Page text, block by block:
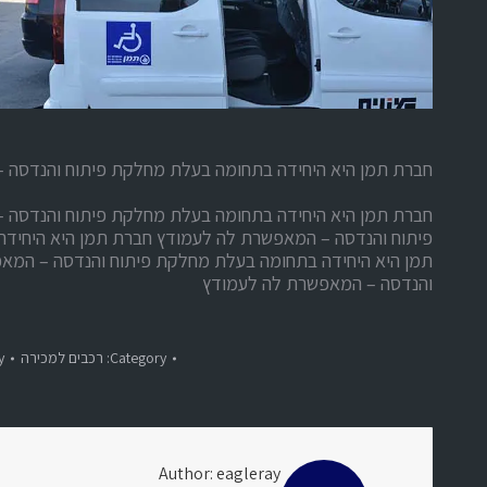
חברת תמן היא היחידה בתחומה בעלת מחלקת פיתוח
חברת תמן היא היחידה בתחומה בעלת מחלקת פיתוח
פיתוח והנדסה – המאפשרת לה לעמודץ חברת תמן היא
תמן היא היחידה בתחומה בעלת מחלקת פיתוח והנדסה –
והנדסה – המאפשרת לה לעמודץ
Category: רכבים למכירה
Author:eagleray